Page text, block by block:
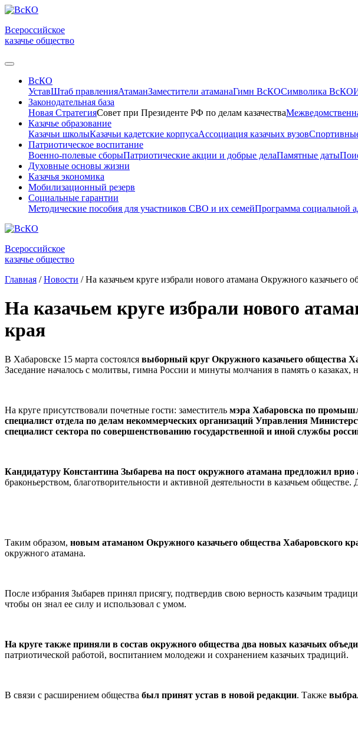
Всероссийское
казачье общество
ВсКО
УставШтаб правленияАтаманЗаместители атаманаГимн ВсКОСимволика ВсКО
Законодательная база
Новая СтратегияСовет при Президенте РФ по делам казачества
Казачье образование
Казачьи школыКазачьи кадетские корпусаАссоциация казачьих вузов
Патриотическое воспитание
Военно-полевые сборыПатриотические акции и добрые делаПамятные даты
Духовные основы жизни
Казачья экономика
Мобилизационный резерв
Социальные гарантии
Методические пособия для участников СВО и их семейПрограмма социальной
Всероссийское
казачье общество
Главная / Новости / На казачьем круге избрали нового атамана Окружного казачьего
На казачьем круге избрали нового
края
В Хабаровске 15 марта состоялся выборный круг Окружного казачьего общества
Заседание началось с молитвы, гимна России и минуты молчания в память о казаках,
На круге присутствовали почетные гости: заместитель мэра Хабаровска по
специалист отдела по делам некоммерческих организаций Управления
специалист сектора по совершенствованию государственной и иной службы
Кандидатуру Константина Зыбарева на пост окружного атамана предложил
браконьерством, благотворительности и активной деятельности в казачьем
Таким образом, новым атаманом Окружного казачьего общества Хабаровского
окружного атамана.
После избрания Зыбарев принял присягу, подтвердив свою верность казачьим
чтобы он знал ее силу и использовал с умом.
На круге также приняли в состав окружного общества два новых казачьих
патриотической работой, воспитанием молодежи и сохранением казачьих традиций.
В связи с расширением общества был принят устав в новой редакции. Также